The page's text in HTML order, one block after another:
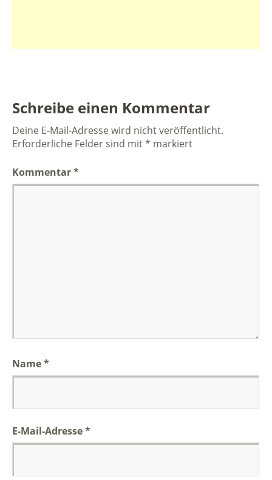
Schreibe einen Kommentar
Deine E-Mail-Adresse wird nicht veröffentlicht.
Erforderliche Felder sind mit* markiert
Kommentar*
Name*
E-Mail-Adresse*